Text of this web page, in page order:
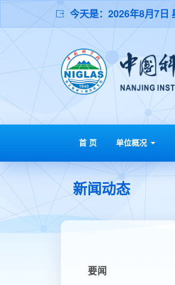
今天是： 2026年8月7日
首 页 单位概况
新闻动态
要闻